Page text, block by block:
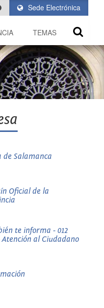
Sede Electrónica
TEMAS
de Salamanca
Oficial de la
te informa - 012
Atención al Ciudadano